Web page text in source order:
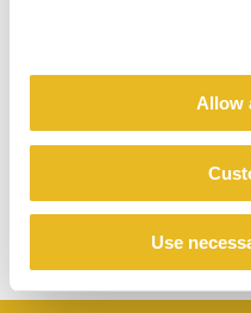
Allow
Use